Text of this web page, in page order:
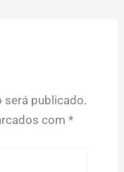
será publicado.
com *